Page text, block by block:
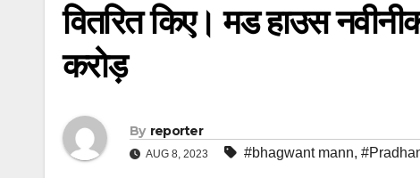
वितरित किए। मड हाउस
करोड़
By reporter
AUG 8, 2023 #bhagwant mann,